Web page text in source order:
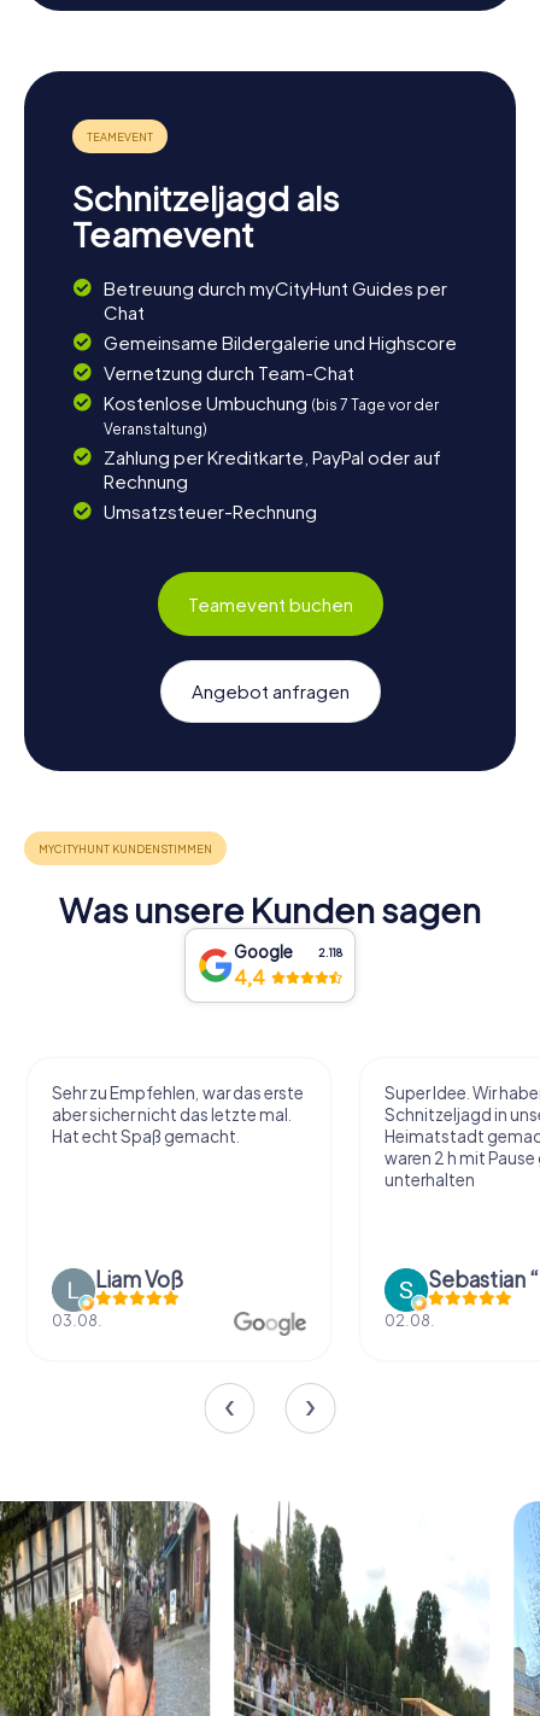
zu erkunden. Die Region O Deza, deren Hauptstadt Lalín
ist, bietet zahlreiche Wanderwege und malerische
Landschaften, die zum Verweilen einladen. Nutzt die
Gelegenheit, um die Natur Galiciens hautnah zu erleben
zu genießen. Vielleicht habt ihr auch Lust, den Camino de
Invierno ein Stück weiter zu erkunden oder einfach in
einem der gemütlichen Cafés der Stadt zu entspannen.
Startpunkt für ein unvergessliches Abenteuer in Galicien.
Schnitzeljagd als
Teamevent
Betreuung durch myCityHunt Guides per
Chat
Gemeinsame Bildergalerie und Highscore
Vernetzung durch Team-Chat
Kostenlose Umbuchung (bis 7 Tage vor der
Veranstaltung)
Zahlung per Kreditkarte, PayPal oder auf
Rechnung
Umsatzsteuer-Rechnung
Teamevent buchen
Angebot anfragen
Was unsere Kunden sagen
Google 2.118
4,4
Sehr zu Empfehlen, war das erste
aber sicher nicht das letzte mal.
Hat echt Spaß gemacht.
Liam Voß
03.08.
Super Idee. Wir
Schnitzeljagd in
Heimatstadt
waren 2 h mit
unterhalten
02.08.